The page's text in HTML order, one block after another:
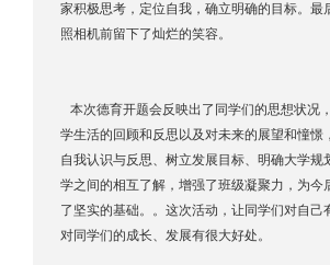
家积极思考，定位自我，确立明确的目标。最
照相机前留下了灿烂的笑容。
本次德育开题会反映出了同学们的思想状况
学生活的回顾和反思以及对未来的展望和憧憬
自我认识与反思、树立发展目标、明确大学规
学之间的相互了解，增强了班级凝聚力，为今
了坚实的基础。。这次活动，让同学们对自己
对同学们的成长、发展有很大好处。